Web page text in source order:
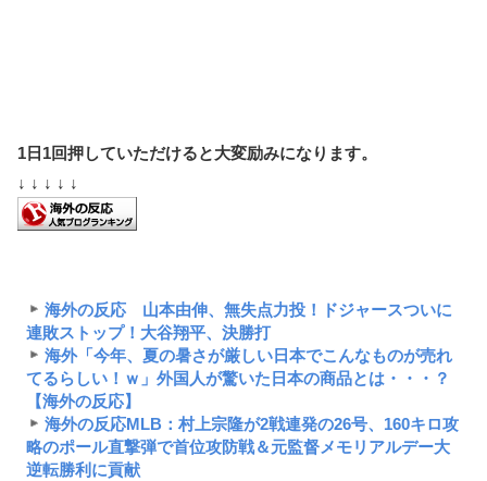
1日1回押していただけると大変励みになります。
↓ ↓ ↓ ↓ ↓
海外の反応 山本由伸、無失点力投！ドジャースついに
連敗ストップ！大谷翔平、決勝打
海外「今年、夏の暑さが厳しい日本でこんなものが売れ
てるらしい！ｗ」外国人が驚いた日本の商品とは・・・？
【海外の反応】
海外の反応MLB：村上宗隆が2戦連発の26号、160キロ攻
略のポール直撃弾で首位攻防戦＆元監督メモリアルデー大
逆転勝利に貢献